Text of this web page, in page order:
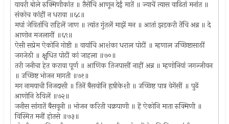
यावरी बोले रुक्मिणीकांत ॥ तैसेंचि आणून देईं मातें ॥ ज्याचें त्यास वाढितां मनांत ॥
संकोच कांहीं न धरावा ॥६८॥
मघां जेवितांचि राहिलें जाण ॥ त्यांत गुंतलें माझें मन ॥ आतां झडकरी तेंचि अन्न ॥ दे
आणोन मजलागीं ॥६९॥
ऐसी सप्रेम ऐकोनि गोष्टी ॥ वायांचि आशंका धराल पोटीं ॥ म्हणाल उच्छिष्टासाठीं
जगजेठी ॥ क्षुधित पोटीं कां जाहला ॥७०॥
तरी जनीचा हेत करावा पूर्ण ॥ आणिक तिजपासीं नाहीं अन्न ॥ म्हणोनियां जगज्जीवन
॥ उच्छिष्ट भोजन मागती ॥७१॥
मग नामयाची निजदासी ॥ तिनें बैसवोनि हृषीकेशी ॥ उच्छिष्ट पात्र वेगेंसीं ॥ पुढें
आणोनि ठेविलें ॥७२॥
जनीस सांगातें बैसवूनी ॥ भोजन करिती चक्रपाणी ॥ हें ऐकोनि माता रुक्मिणी ॥
विस्मित मनीं होतसे ॥७३॥